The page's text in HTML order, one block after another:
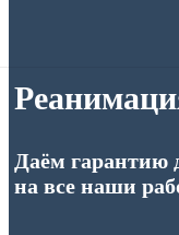
Даём гарантию
на все наши